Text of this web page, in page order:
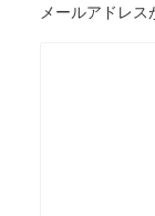
メールアドレス